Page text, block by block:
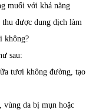
muối với khả năng
thu được dung dịch làm
không?
sau:
tươi không đường, tạo
vùng da bị mụn hoặc